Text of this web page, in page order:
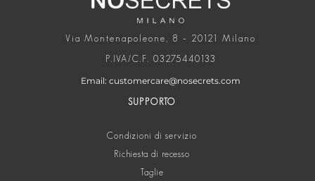
Via Montenapoleone, 8 – 20121 Milano
P.IVA/C.F. 03275440133
Email: customercare@nosecrets.com
SUPPORTO
Condizioni di servizio
Richiesta di recesso
Taglie